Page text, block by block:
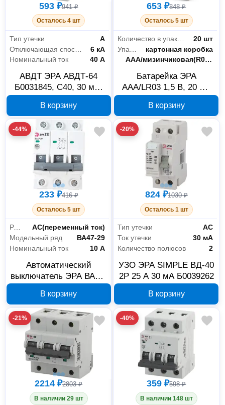
593 ₽941 ₽
Осталось 4 шт
Тип утечки
А
6 кА
Номинальный ток
40 А
АВДТ ЭРА АВДТ-64
Б0031845, C40, 30 мА,
В корзину
653 ₽848 ₽
Осталось 5 шт
Количество в упаковке
20 шт
картонная коробка
Типоразмер
AAA/мизинчиковая(R03;LR03;FR03)
Батарейка ЭРА
AAA/LR03 1,5 В, 20 шт
В корзину
-44%
233 ₽416 ₽
Осталось 5 шт
Род тока
AC(переменный ток)
Модельный ряд
ВА47-29
Номинальный ток
10 А
Автоматический
выключатель ЭРА ВА47-
В корзину
-20%
824 ₽1030 ₽
Осталось 1 шт
Тип утечки
АС
Ток утечки
30 мА
Количество полюсов
2
УЗО ЭРА SIMPLE ВД-40
2P 25 А 30 мА Б0039262
В корзину
-21%
2214 ₽2803 ₽
В наличии 29 шт
-40%
359 ₽598 ₽
В наличии 148 шт